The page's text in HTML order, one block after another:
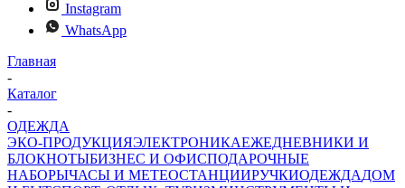
Instagram
WhatsApp
Главная
-
Каталог
-
ОДЕЖДА
ЭКО-ПРОДУКЦИЯЭЛЕКТРОНИКАЕЖЕДНЕВНИКИ И
БЛОКНОТЫБИЗНЕС И ОФИСПОДАРОЧНЫЕ
НАБОРЫЧАСЫ И МЕТЕОСТАНЦИИРУЧКИОДЕЖДАДОМ